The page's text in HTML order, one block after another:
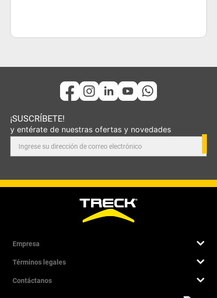
¡SUSCRÍBETE!
y entérate de nuestras ofertas y novedades
Empresa
Quiénes somos
Nuestra historia
Términos legales
Términos y condiciones
Contáctanos